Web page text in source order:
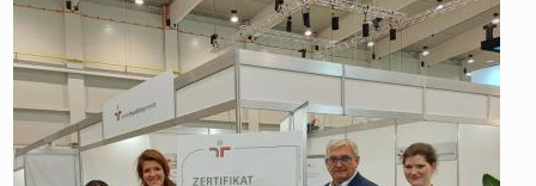
News & Events